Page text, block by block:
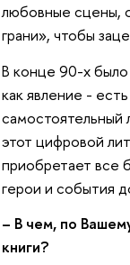
любовные сцены,
грани», чтобы
В конце 90-х было
как явление -
самостоятельный
этот цифровой
приобретает все
герои и события
– В чем, по
книги?